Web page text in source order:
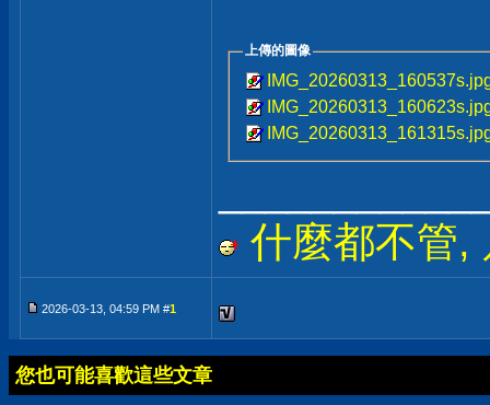
上傳的圖像
什麼都不管
2026-03-13, 04:59 PM #1
您也可能喜歡這些文章